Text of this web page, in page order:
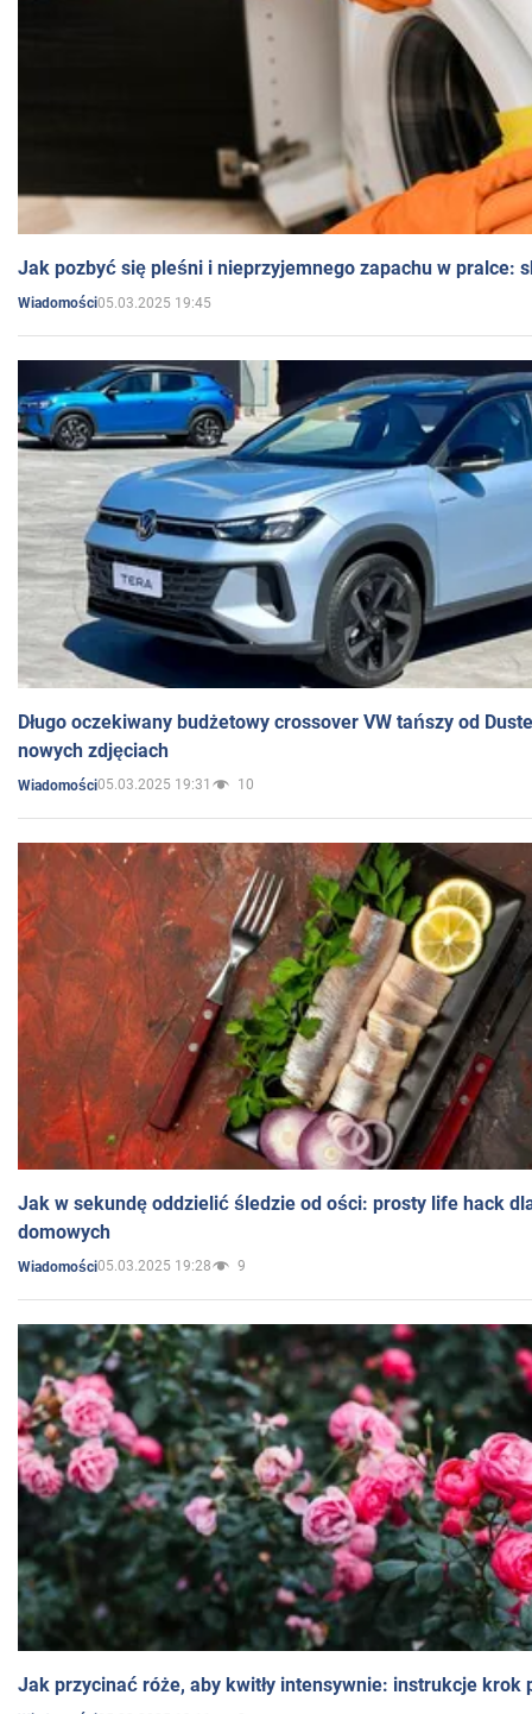
Jak pozbyć się pleśni i nieprzyjemnego zapachu w pralce:
Wiadomości05.03.2025 19:45
Długo oczekiwany budżetowy crossover VW tańszy od
nowych zdjęciach
Wiadomości05.03.2025 19:31 10
Jak w sekundę oddzielić śledzie od ości: prosty life hack
domowych
Wiadomości05.03.2025 19:28 9
Jak przycinać róże, aby kwitły intensywnie: instrukcje krok